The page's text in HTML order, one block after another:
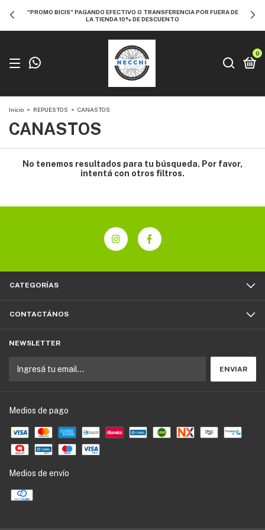
"PROMO BICIS" PAGANDO EFECTIVO O TRANSFERENCIA POR FUERA DE
LA TIENDA 10% DE DESCUENTO
0
Inicio > REPUESTOS > CANASTOS
CANASTOS
No tenemos resultados para tu búsqueda. Por favor,
intentá con otros filtros.
CATEGORÍAS
CONTACTÁNOS
NEWSLETTER
Medios de pago
Medios de envío